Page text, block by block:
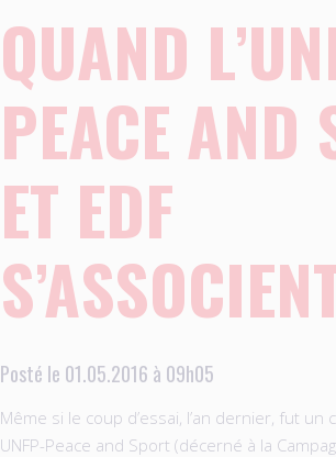
QUAND
PEACE AND
ET EDF
Posté le 01.05.2016 à 09h05
Même si le coup d’essai, l’an dernier, fut
UNFP-Peace and Sport (décerné à la